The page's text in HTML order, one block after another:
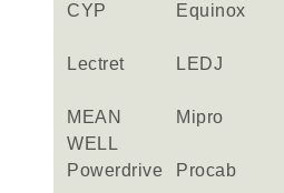
CYP Equinox
Lectret
LEDJ
MEAN
WELL
Mipro
Powerdrive Procab